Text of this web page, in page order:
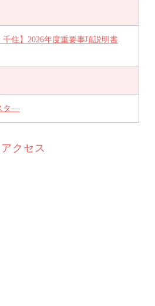
千住】2026年度重要事項説明書
タ―
アクセス